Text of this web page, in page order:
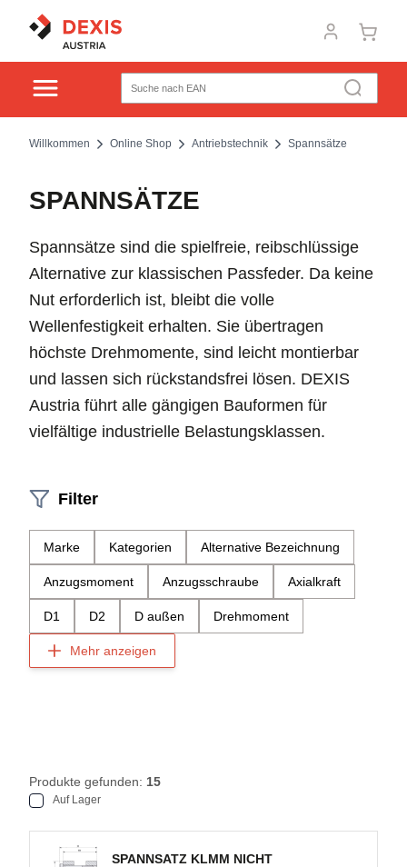
Willkommen Online Shop Antriebstechnik Spannsätze
SPANNSÄTZE
Spannsätze sind die spielfreie, reibschlüssige
Alternative zur klassischen Passfeder. Da keine
Nut erforderlich ist, bleibt die volle
Wellenfestigkeit erhalten. Sie übertragen
höchste Drehmomente, sind leicht montierbar
und lassen sich rückstandsfrei lösen. DEXIS
Austria führt alle gängigen Bauformen für
vielfältige industrielle Belastungsklassen.
Filter
Marke Kategorien Alternative Bezeichnung
Anzugsmoment Anzugsschraube Axialkraft
D1 D2 D außen Drehmoment
Mehr anzeigen
Produkte gefunden: 15
Auf Lager
SPANNSATZ KLMM NICHT